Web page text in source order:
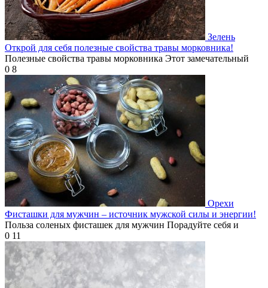
Зелень
Открой для себя полезные свойства травы морковника!
Полезные свойства травы морковника Этот замечательный
0 8
Орехи
Фисташки для мужчин – источник мужской силы и энергии!
Польза соленых фисташек для мужчин Порадуйте себя и
0 11